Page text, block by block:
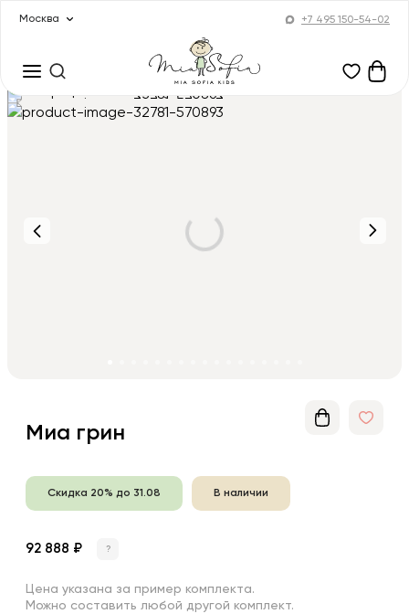
Москва +7 495 150-54-02
Миа грин
Скидка 20% до 31.08 В наличии
92 888 ₽ ?
Цена указана за пример комплекта.
Можно составить любой другой комплект.